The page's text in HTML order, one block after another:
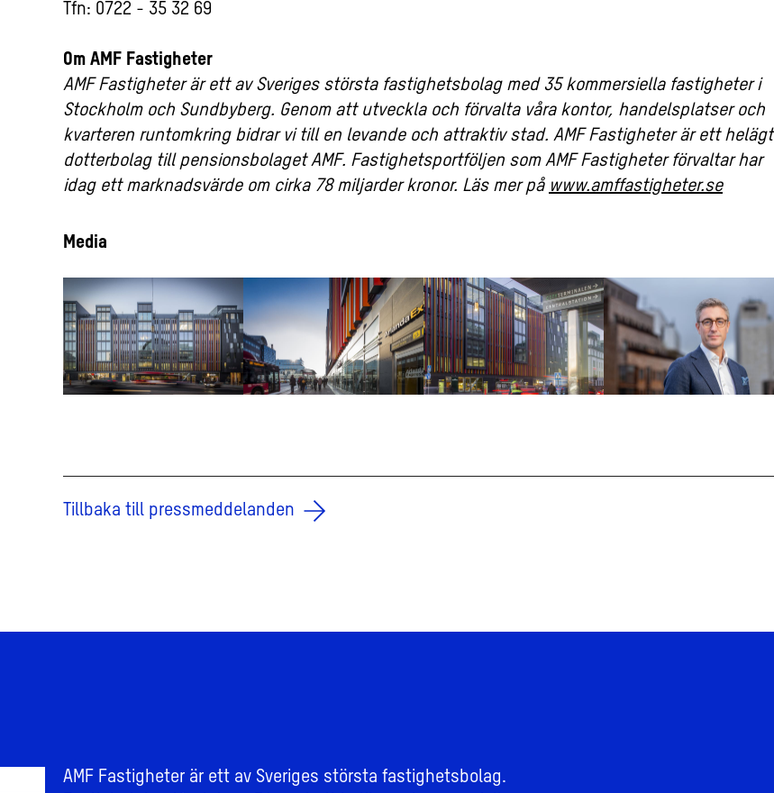
Tfn: 0722 - 35 32 69
Om AMF Fastigheter
AMF Fastigheter är ett av Sveriges största fastighetsbolag med 35 kommersiella fastigheter i
Stockholm och Sundbyberg. Genom att utveckla och förvalta våra kontor, handelsplatser och
kvarteren runtomkring bidrar vi till en levande och attraktiv stad. AMF Fastigheter är ett helägt
dotterbolag till pensionsbolaget AMF. Fastighetsportföljen som AMF Fastigheter förvaltar har
idag ett marknadsvärde om cirka 78 miljarder kronor. Läs mer på www.amffastigheter.se
Media
Tillbaka till pressmeddelanden
AMF Fastigheter är ett av Sveriges största fastighetsbolag.